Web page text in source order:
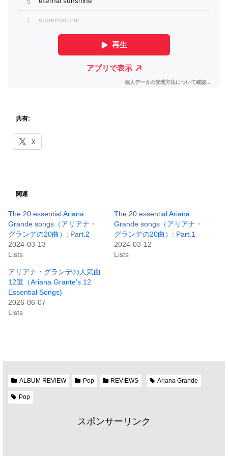
共有:
X
関連
The 20 essential Ariana
Grande songs（アリアナ・
グランデの20曲）: Part.2
2024-03-13
Lists
The 20 essential Ariana
Grande songs（アリアナ・
グランデの20曲）: Part.1
2024-03-12
Lists
アリアナ・グランデの人気曲
12選（Ariana Grante’s 12
Essential Songs)
2026-06-07
Lists
ALBUM REVIEW Pop REVIEWS Ariana Grande
Pop
スポンサーリンク